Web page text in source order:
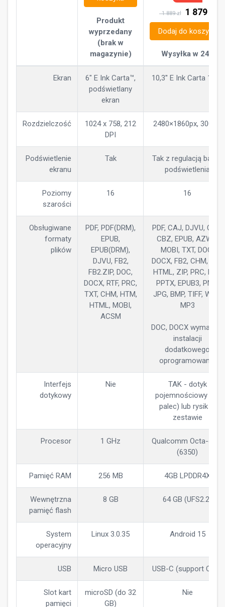
Produkt
wyprzedany
(brak w
magazynie)
1 889 zł 1 879zł
Dodaj do koszyka
Wysyłka w 24h
Ekran
6" E Ink Carta™,
podświetlany
ekran
10,3'' E Ink Carta 1200
Rozdzielczość
1024 x 758, 212
DPI
2480×1860px, 300ppi
Podświetlenie
ekranu
Tak
Tak z regulacją barwy
podświetlenia
Poziomy
szarości
16 16
Obsługiwane
formaty
plików
PDF, PDF(DRM),
EPUB,
EPUB(DRM),
DJVU, FB2,
FB2.ZIP, DOC,
DOCX, RTF, PRC,
TXT, CHM, HTM,
HTML, MOBI,
ACSM
PDF, CAJ, DJVU, CBR,
CBZ, EPUB, AZW3,
MOBI, TXT, DOC,
DOCX, FB2, CHM, RTF,
HTML, ZIP, PRC, PPT,
PPTX, EPUB3, PNG,
JPG, BMP, TIFF, WAV,
MP3
DOC, DOCX wymagają
instalacji
dodatkowego
oprogramowania
Interfejs
dotykowy
Nie
TAK - dotyk
pojemnościowy (na
palec) lub rysik w
zestawie
Procesor 1 GHz
Qualcomm Octa-core
(6350)
Pamięć RAM 256 MB 4GB LPDDR4X
Wewnętrzna
pamięć flash
8 GB 64 GB (UFS2.2)
System
operacyjny
Linux 3.0.35 Android 15
USB Micro USB USB-C (support OTG)
Slot kart
pamięci
microSD (do 32
GB)
Nie